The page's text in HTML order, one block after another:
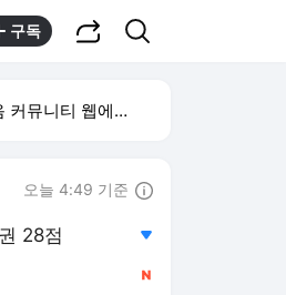
구독
니티 웹에서 보기
오늘 4:49 기준
28점